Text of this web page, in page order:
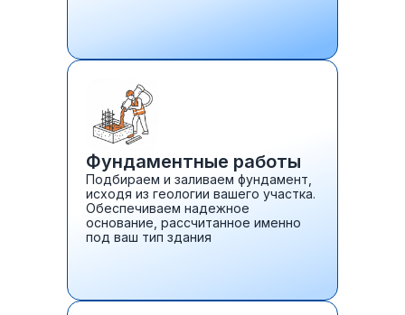
Фундаментные работы
Подбираем и заливаем фундамент,
исходя из геологии вашего участка.
Обеспечиваем надежное
основание, рассчитанное именно
под ваш тип здания